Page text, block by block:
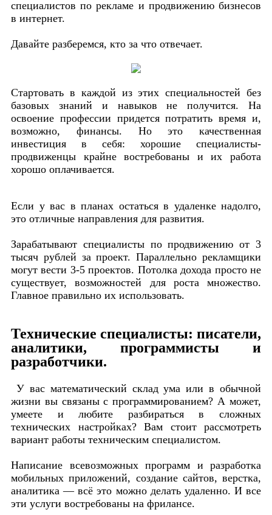
специалистов по рекламе и продвижению бизнесов
в интернет.
Давайте разберемся, кто за что отвечает.
Стартовать в каждой из этих специальностей без
базовых знаний и навыков не получится. На
освоение профессии придется потратить время и,
возможно, финансы. Но это качественная
инвестиция в себя: хорошие специалисты-
продвиженцы крайне востребованы и их работа
хорошо оплачивается.
Если у вас в планах остаться в удаленке надолго,
это отличные направления для развития.
Зарабатывают специалисты по продвижению от 3
тысяч рублей за проект. Параллельно рекламщики
могут вести 3-5 проектов. Потолка дохода просто не
существует, возможностей для роста множество.
Главное правильно их использовать.
Технические специалисты: писатели,
аналитики, программисты и
разработчики.
У вас математический склад ума или в обычной
жизни вы связаны с программированием? А может,
умеете и любите разбираться в сложных
технических настройках? Вам стоит рассмотреть
вариант работы техническим специалистом.
Написание всевозможных программ и разработка
мобильных приложений, создание сайтов, верстка,
аналитика — всё это можно делать удаленно. И все
эти услуги востребованы на фрилансе.